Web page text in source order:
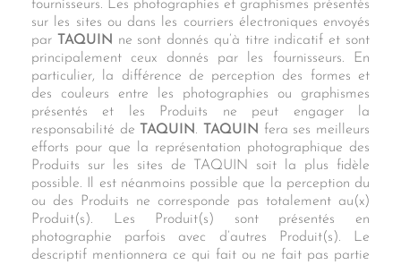
fournisseurs. Les photographies et graphismes présentés
sur les sites ou dans les courriers électroniques envoyés
par
TAQUIN ne sont donnés qu’à titre indicatif et sont
principalement ceux donnés par les fournisseurs. En
particulier, la différence de perception des formes et
des couleurs entre les photographies ou graphismes
présentés et les Produits ne peut engager la
responsabilité de
TAQUIN. TAQUIN fera ses meilleurs
efforts pour que la représentation photographique des
Produits sur les sites de TAQUIN soit la plus fidèle
possible. Il est néanmoins possible que la perception du
ou des Produits ne corresponde pas totalement au(x)
Produit(s). Les Produit(s) sont présentés en
photographie parfois avec d’autres Produit(s). Le
descriptif mentionnera ce qui fait ou ne fait pas partie